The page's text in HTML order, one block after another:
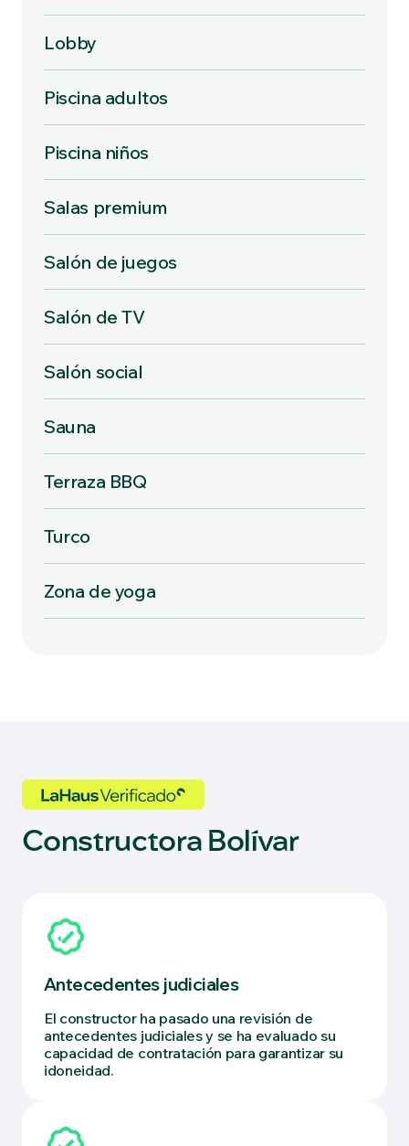
Lobby
Piscina adultos
Piscina niños
Salas premium
Salón de juegos
Salón de TV
Salón social
Sauna
Terraza BBQ
Turco
Zona de yoga
Constructora Bolívar
Antecedentes judiciales
El constructor ha pasado una revisión de
antecedentes judiciales y se ha evaluado su
capacidad de contratación para garantizar su
idoneidad.